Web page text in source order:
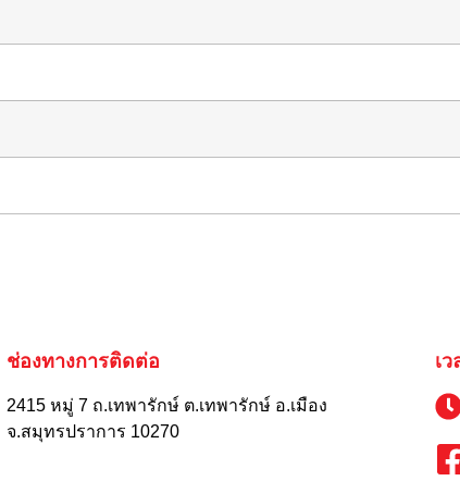
ช่องทางการติดต่อ
2415 หมู่ 7 ถ.เทพารักษ์ ต.เทพารักษ์ อ.เมือง
จ.สมุทรปราการ 10270
เ